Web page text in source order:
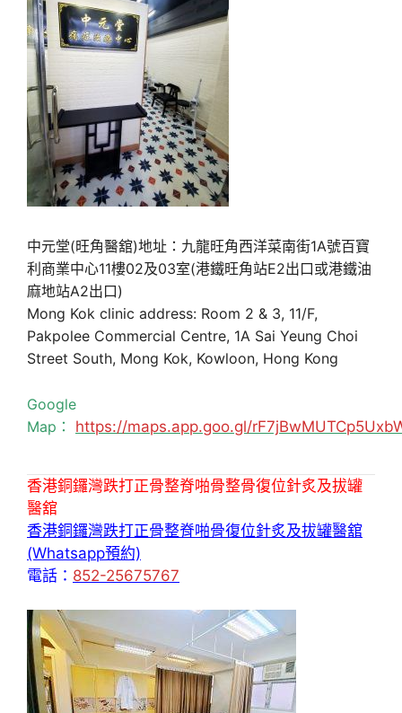
中元堂(旺角醫舘)地址：九龍旺角西洋菜南街1A號百寶
利商業中心11樓02及03室(港鐵旺角站E2出口或港鐵油
麻地站A2出口)
Mong Kok clinic address: Room 2 & 3, 11/F,
Pakpolee Commercial Centre, 1A Sai Yeung Choi
Street South, Mong Kok, Kowloon, Hong Kong
Google
Map： https://maps.app.goo.gl/
香港銅鑼灣跌打正骨整脊啪骨整骨復位針炙及拔罐
醫舘
香港銅鑼灣跌打正骨整脊啪骨復位針炙及拔罐醫舘
(Whatsapp預約)
電話： 852-25675767